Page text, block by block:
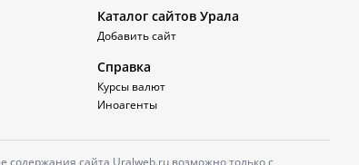
Каталог сайтов Урала
Добавить сайт
Справка
Курсы валют
Иноагенты
сайта Uralweb.ru возможно только с